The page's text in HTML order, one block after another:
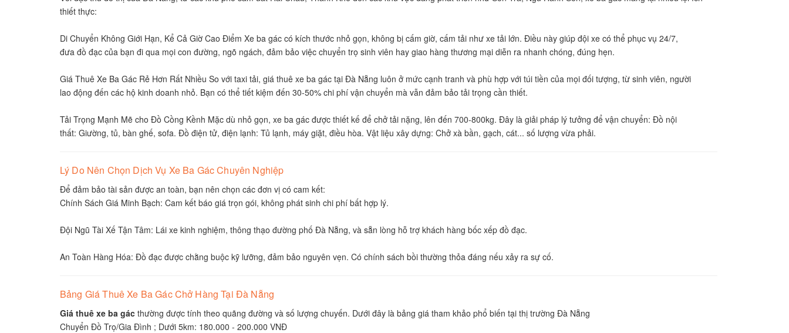
thiết thực:
Di Chuyển Không Giới Hạn, Kể Cả Giờ Cao Điểm Xe ba gác có kích thước nhỏ gọn, không bị cấm giờ, cấm tải như xe tải lớn. Điều này giúp đội xe có thể phục vụ 24/7,
đưa đồ đạc của bạn đi qua mọi con đường, ngõ ngách, đảm bảo việc chuyển trọ sinh viên hay giao hàng thương mại diễn ra nhanh chóng, đúng hẹn.
Giá Thuê Xe Ba Gác Rẻ Hơn Rất Nhiều So với taxi tải, giá thuê xe ba gác tại Đà Nẵng luôn ở mức cạnh tranh và phù hợp với túi tiền của mọi đối tượng, từ sinh viên, người
lao động đến các hộ kinh doanh nhỏ. Bạn có thể tiết kiệm đến 30-50% chi phí vận chuyển mà vẫn đảm bảo tải trọng cần thiết.
Tải Trọng Mạnh Mẽ cho Đồ Cồng Kềnh Mặc dù nhỏ gọn, xe ba gác được thiết kế để chở tải nặng, lên đến 700-800kg. Đây là giải pháp lý tưởng để vận chuyển: Đồ nội
thất: Giường, tủ, bàn ghế, sofa. Đồ điện tử, điện lạnh: Tủ lạnh, máy giặt, điều hòa. Vật liệu xây dựng: Chở xà bần, gạch, cát... số lượng vừa phải.
Lý Do Nên Chọn Dịch Vụ Xe Ba Gác Chuyên Nghiệp
Để đảm bảo tài sản được an toàn, bạn nên chọn các đơn vị có cam kết:
Chính Sách Giá Minh Bạch: Cam kết báo giá trọn gói, không phát sinh chi phí bất hợp lý.
Đội Ngũ Tài Xế Tận Tâm: Lái xe kinh nghiệm, thông thạo đường phố Đà Nẵng, và sẵn lòng hỗ trợ khách hàng bốc xếp đồ đạc.
An Toàn Hàng Hóa: Đồ đạc được chằng buộc kỹ lưỡng, đảm bảo nguyên vẹn. Có chính sách bồi thường thỏa đáng nếu xảy ra sự cố.
Bảng Giá Thuê Xe Ba Gác Chở Hàng Tại Đà Nẵng
Giá thuê xe ba gác thường được tính theo quãng đường và số lượng chuyến. Dưới đây là bảng giá tham khảo phổ biến tại thị trường Đà Nẵng
Chuyển Đồ Trọ/Gia Đình ; Dưới 5km: 180.000 - 200.000 VNĐ